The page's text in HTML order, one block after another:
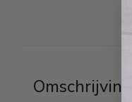
Omschrijving